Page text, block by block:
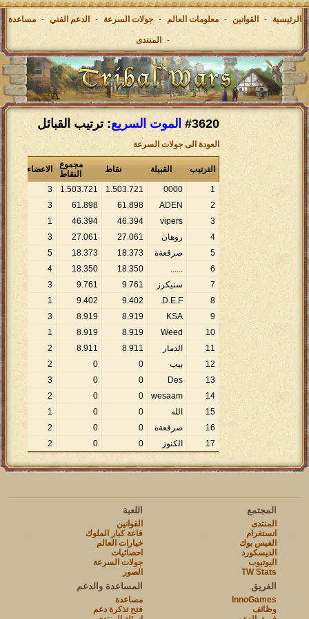
الرئيسية - القوانين - معلومات العالم - جولات السرعة - الدعم الفني - مساعدة
- المنتدى
#3620 الموت السريع: ترتيب القبائل
العودة الى جولات السرعة
الترتيب القبيلة نقاط
مجموع
النقاط
الاعضاء القرى
1
0000
1.503.721
1.503.721
3
2
ADEN
61.898
61.898
3
6
3
vipers
46.394
46.394
1
4
روهان 27.061
27.061
3
3
5
صرقعةة 18.373
18.373
5
6
......
18.350
18.350
4
7
سنيكرز 9.761
9.761
3
8
D.E.F.
9.402
9.402
1
1
9
KSA
8.919
8.919
3
0
10
Weed
8.919
8.919
1
11
الدمار 8.911
8.911
2
1
12
بيب 0
0
2
13
Des
0
0
3
14
wesaam
0
0
2
15
الله 0
0
1
0
16
صرقعةه 0
0
2
17
الكنوز 0
0
2
0
اللعبة
القوانين
قاعة كبار الملوك
خيارات العالم
احصائيات
جولات السرعة
الصور
المجتمع
المنتدى
انستغرام
الفيس بوك
الديسكورد
اليوتيوب
TW Stats
المساعدة والدعم
مساعدة
فتح تذكرة دعم
الفريق
InnoGames
وظائف